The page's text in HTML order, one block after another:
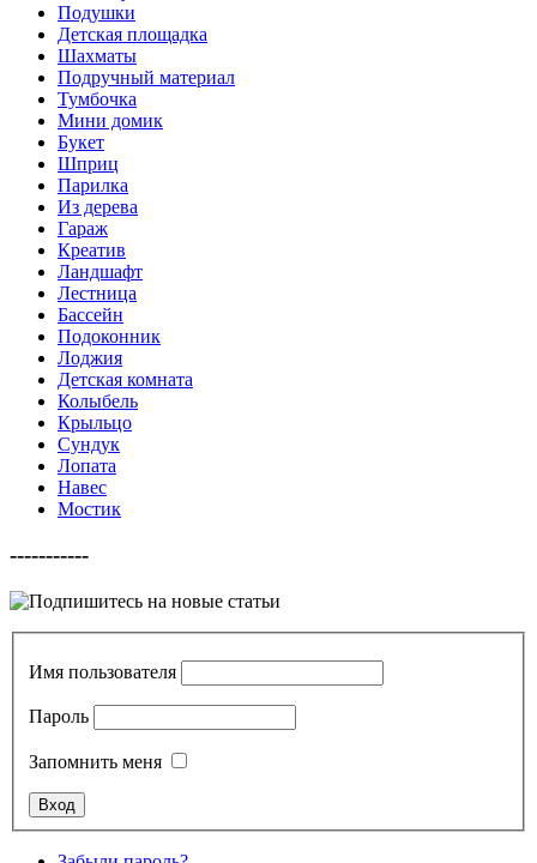
Подушки
Детская площадка
Шахматы
Подручный материал
Тумбочка
Мини домик
Букет
Шприц
Парилка
Из дерева
Гараж
Креатив
Ландшафт
Лестница
Бассейн
Подоконник
Лоджия
Детская комната
Колыбель
Крыльцо
Сундук
Лопата
Навес
Мостик
-----------
Имя пользователя
Пароль
Запомнить меня